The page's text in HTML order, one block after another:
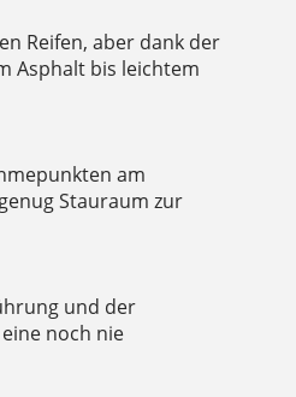
Reifen, aber dank der
Asphalt bis leichtem
am
Stauraum zur
und der
noch nie